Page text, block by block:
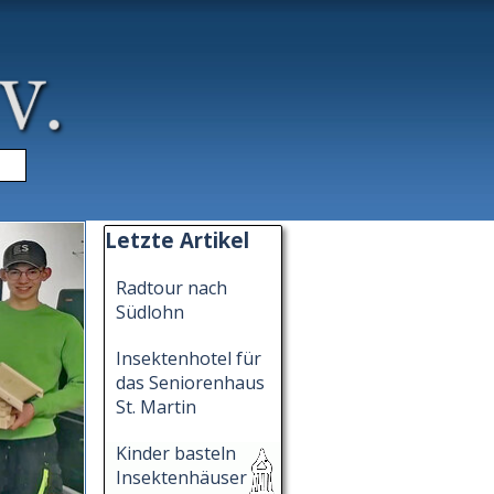
Block überspringen Letzte Artikel
Letzte Artikel
Radtour nach
Südlohn
Insektenhotel für
das Seniorenhaus
St. Martin
Kinder basteln
Insektenhäuser